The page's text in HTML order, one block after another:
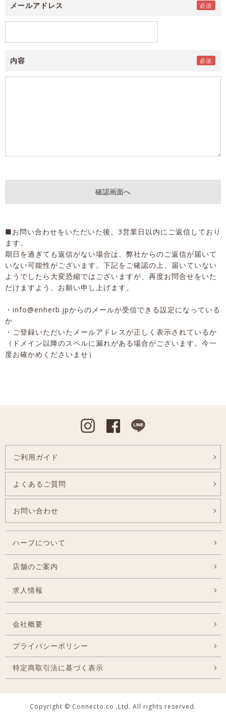
メールアドレス
内容
■お問い合わせをいただいた後、3営業日以内にご返信しており
ます。
期日を過ぎても返信がない場合は、弊社からのご返信が届いて
いない可能性がございます。下記をご確認の上、届いていない
ようでしたら大変恐縮ではございますが、再度お問合せをいた
だけますよう、お願い申し上げます。
・info@enherb.jpからのメールが受信できる設定になっている
か
・ご登録いただいたメールアドレスが正しく表示されているか
（ドメイン以降のスペルに漏れがある場合がございます。今一
度お確かめくださいませ）
Instagram
ご利用ガイド
よくあるご質問
お問い合わせ
ハーブについて
店舗のご案内
求人情報
会社概要
プライバシーポリシー
特定商取引法に基づく表示
Copyright © Connecto.co.,Ltd. All rights reserved.